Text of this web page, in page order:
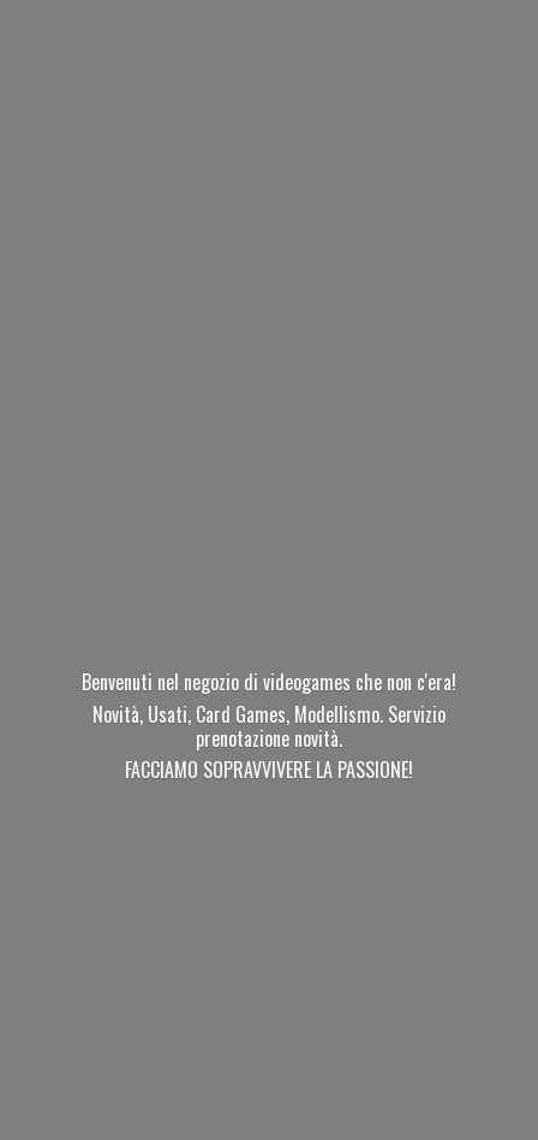
Benvenuti nel negozio di videogames che non c'era!
Novità, Usati, Card Games, Modellismo. Servizio
prenotazione novità.
FACCIAMO SOPRAVVIVERE LA PASSIONE!